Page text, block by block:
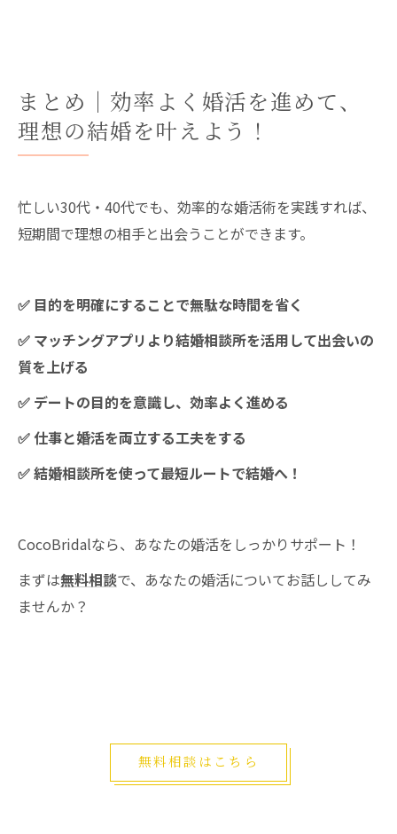
まとめ｜効率よく婚活を進めて、
理想の結婚を叶えよう！
忙しい30代・40代でも、効率的な婚活術を実践すれば、
短期間で理想の相手と出会うことができます。
✅ 目的を明確にすることで無駄な時間を省く
✅ マッチングアプリより結婚相談所を活用して出会いの
質を上げる
✅ デートの目的を意識し、効率よく進める
✅ 仕事と婚活を両立する工夫をする
✅ 結婚相談所を使って最短ルートで結婚へ！
CocoBridalなら、あなたの婚活をしっかりサポート！
まずは無料相談で、あなたの婚活についてお話ししてみ
ませんか？
無料相談はこちら